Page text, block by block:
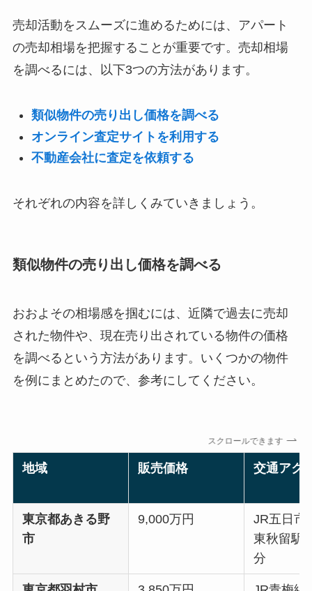
売却活動をスムーズに進めるためには、アパート
の売却相場を把握することが重要です。売却相場
を調べるには、以下3つの方法があります。
類似物件の売り出し価格を調べる
オンライン査定サイトを利用する
不動産会社に査定を依頼する
それぞれの内容を詳しくみていきましょう。
類似物件の売り出し価格を調べる
おおよその相場感を掴むには、近隣で過去に売却
された物件や、現在売り出されている物件の価格
を調べるという方法があります。いくつかの物件
を例にまとめたので、参考にしてください。
スクロールできます
地域 販売価格 交通アク
東京都あきる野
市
9,000万円
JR五日市
東秋留駅
分